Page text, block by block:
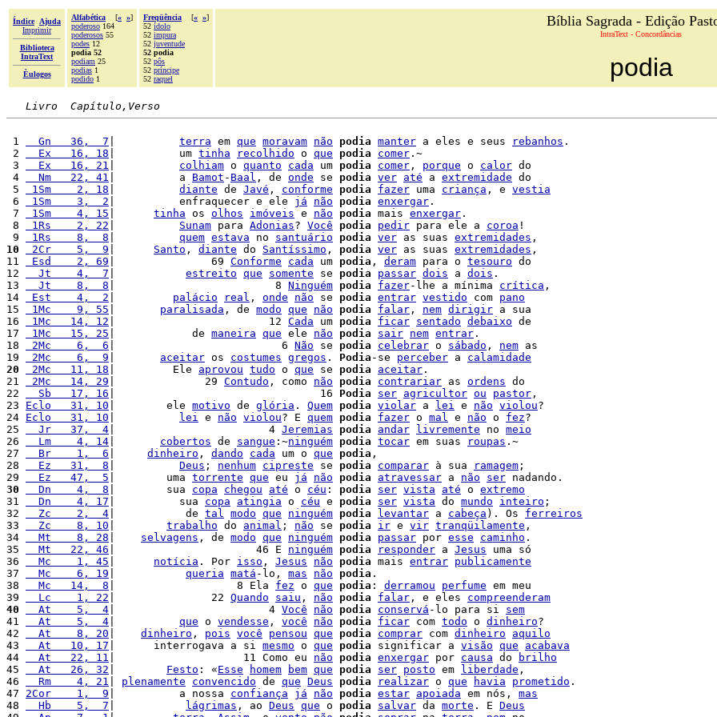
Índice
Ajuda
Imprimir
Biblioteca
IntraText
Èulogos
Alfabética [« »]
poderoso 164
poderosos 55
podes 12
podia 52
podiam 25
podias 1
podido 1
Freqüência [« »]
52 ídolo
52 impura
52 juventude
52 podia
52 pôs
52 príncipe
52 raquel
Bíblia Sagrada - Edição
IntraText - Concordâncias
podia
Livro  Capítulo,Verso
1
  Gn   36,  7
terra em que moravam não podia manter a eles e seus rebanhos .
2
  Ex   16, 18
|          um tinha recolhido o que podia comer .~
3
  Ex   16, 21
colhiam o quanto cada um podia comer , porque o calor do
4
  Nm   22, 41
|          a Bamot - Baal , de onde se podia ver até a extremidade do
5
1Sm    2, 18 diante de Javé , conforme podia fazer uma criança , e vestia
6
1Sm    3,  2 |          enfraquecer e ele já não podia enxergar .
7
1Sm    4, 15 tinha os olhos imóveis e não podia mais enxergar .
8
1Rs    2, 22 Sunam para Adonias? Você podia pedir para ele a coroa !
9
1Rs    8,  8 quem estava no santuário podia ver as suas extremidades
10
2Cr    5,  9 Santo , diante do Santíssimo , podia ver as suas extremidades ,
11
Esd    2, 69 |               69 Conforme cada um podia , deram para o tesouro do
12
  Jt    4,  7
estreito que somente se podia passar dois a dois .
13
  Jt    8,  8
|                         8 Ninguém podia fazer-lhe a mínima crítica ,
14
Est    4,  2 palácio real , onde não se podia entrar vestido com pano
15
1Mc    9, 55 paralisada , de modo que não podia falar , nem dirigir a sua
16
1Mc   14, 12 |                        12 Cada um podia ficar sentado debaixo de
17
1Mc   15, 25 |            de maneira que ele não podia sair nem entrar .
18
2Mc    6,  6 |                          6 Não se podia celebrar o sábado , nem as
19
2Mc    6,  9 aceitar os costumes gregos . Podia -se perceber a calamidade
20
2Mc   11, 18 |         Ele aprovou tudo o que se podia aceitar .
21
2Mc   14, 29 |              29 Contudo , como não podia contrariar as ordens do
22
  Sb   17, 16
|                                16 Podia ser agricultor ou pastor ,
23 Eclo   31, 10 |        ele motivo de glória . Quem podia violar a lei e não violou?
24 Eclo   31, 10 lei e não violou? E quem podia fazer o mal e não o fez?
25
  Jr   37,  4
|                        4 Jeremias podia andar livremente no meio
26
  Lm    4, 14
cobertos de sangue :~ninguém podia tocar em suas roupas .~
27
  Br    1,  6
dinheiro , dando cada um o que podia ,
28
  Ez   31,  8
Deus ; nenhum cipreste se podia comparar à sua ramagem ;
29
  Ez   47,  5
|        uma torrente que eu já não podia atravessar a não ser
30
  Dn    4,  8
|        sua copa chegou até o céu : podia ser vista até o extremo
31
  Dn    4, 17
|          sua copa atingia o céu e podia ser vista do mundo inteiro ;
32
  Zc    2,  4
|           de tal modo que ninguém podia levantar a cabeça ). Os ferreiros
33
  Zc    8, 10
trabalho do animal ; não se podia ir e vir tranqüilamente ,
34
  Mt    8, 28
selvagens , de modo que ninguém podia passar por esse caminho .
35
  Mt   22, 46
|                      46 E ninguém podia responder a Jesus uma só
36
  Mc    1, 45
notícia . Por isso , Jesus não podia mais entrar publicamente
37
  Mc    6, 19
queria matá -lo, mas não podia .
38
  Mc   14,  8
|                   8 Ela fez o que podia : derramou perfume em meu
39
  Lc    1, 22
|               22 Quando saiu , não podia falar , e eles compreenderam
40
  At    5,  4
|                        4 Você não podia conservá -lo para si sem
41
  At    5,  4
que o vendesse , você não podia ficar com todo o dinheiro?
42
  At    8, 20
dinheiro , pois você pensou que podia comprar com dinheiro
aquilo
43
  At   10, 17
|      interrogava a si mesmo o que podia significar a visão que
acabava
44
  At   22, 11
|                    11 Como eu não podia enxergar por causa do
brilho
45
  At   26, 32
Festo : «Esse homem bem que podia ser posto em liberdade ,
46
  Rm    4, 21
plenamente convencido de que Deus podia realizar o que havia prometido .
47 2Cor    1,  9 |          a nossa confiança já não podia estar apoiada em nós, mas
48
  Hb    5,  7
lágrimas , ao Deus que o podia salvar da morte . E Deus